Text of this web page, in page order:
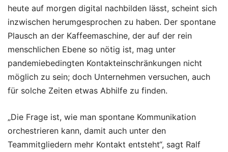
heute auf morgen digital nachbilden lässt, scheint sich
inzwischen herumgesprochen zu haben. Der spontane
Plausch an der Kaffeemaschine, der auf der rein
menschlichen Ebene so nötig ist, mag unter
pandemiebedingten Kontakteinschränkungen nicht
möglich zu sein; doch Unternehmen versuchen, auch
für solche Zeiten etwas Abhilfe zu finden.
„Die Frage ist, wie man spontane Kommunikation
orchestrieren kann, damit auch unter den
Teammitgliedern mehr Kontakt entsteht“, sagt Ralf